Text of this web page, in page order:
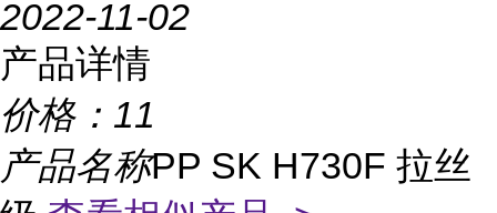
2022-11-02
产品详情
价格： 11
产品名称PP SK H730F 拉丝